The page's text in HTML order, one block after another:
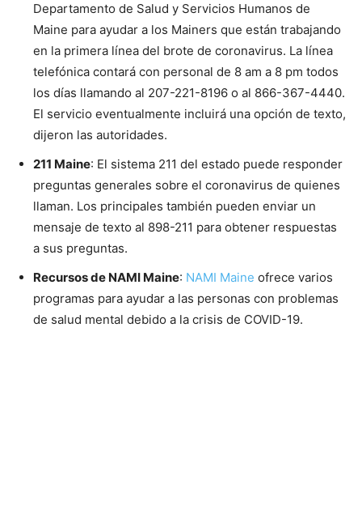
Departamento de Salud y Servicios Humanos de
Maine para ayudar a los Mainers que están trabajando
en la primera línea del brote de coronavirus. La línea
telefónica contará con personal de 8 am a 8 pm todos
los días llamando al 207-221-8196 o al 866-367-4440.
El servicio eventualmente incluirá una opción de texto,
dijeron las autoridades.
211 Maine: El sistema 211 del estado puede responder
preguntas generales sobre el coronavirus de quienes
llaman. Los principales también pueden enviar un
mensaje de texto al 898-211 para obtener respuestas
a sus preguntas.
Recursos de NAMI Maine: NAMI Maine ofrece varios
programas para ayudar a las personas con problemas
de salud mental debido a la crisis de COVID-19.